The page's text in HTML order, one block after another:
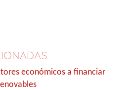
económicos a financiar